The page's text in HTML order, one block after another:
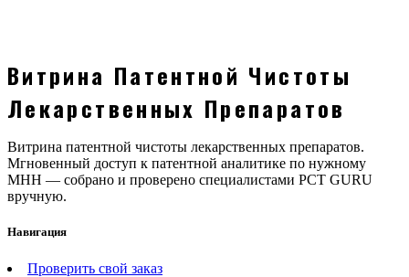
Витрина Патентной Чистоты
Лекарственных Препаратов
Витрина патентной чистоты лекарственных препаратов.
Мгновенный доступ к патентной аналитике по нужному
МНН — собрано и проверено специалистами PCT GURU
вручную.
Навигация
Проверить свой заказ